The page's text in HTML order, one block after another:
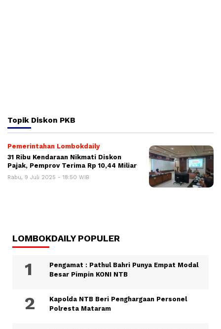
Topik Diskon PKB
Pemerintahan Lombokdaily
31 Ribu Kendaraan Nikmati Diskon
Pajak, Pemprov Terima Rp 10,44 Miliar
Rabu, 9 Juli 2025 - 18:50 WIB
LOMBOKDAILY POPULER
Pengamat : Pathul Bahri Punya Empat Modal
Besar Pimpin KONI NTB
Kapolda NTB Beri Penghargaan Personel
Polresta Mataram